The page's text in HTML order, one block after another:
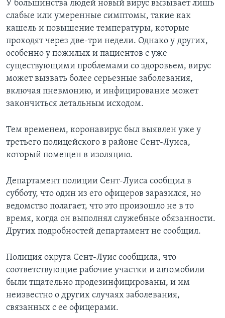
У большинства людей новый вирус вызывает лишь
слабые или умеренные симптомы, такие как
кашель и повышение температуры, которые
проходят через две-три недели. Однако у других,
особенно у пожилых и пациентов с уже
существующими проблемами со здоровьем, вирус
может вызвать более серьезные заболевания,
включая пневмонию, и инфицирование может
закончиться летальным исходом.
Тем временем, коронавирус был выявлен уже у
третьего полицейского в районе Сент-Луиса,
который помещен в изоляцию.
Департамент полиции Сент-Луиса сообщил в
субботу, что один из его офицеров заразился, но
ведомство полагает, что это произошло не в то
время, когда он выполнял служебные обязанности.
Других подробностей департамент не сообщил.
Полиция округа Сент-Луис сообщила, что
соответствующие рабочие участки и автомобили
были тщательно продезинфицированы, и им
неизвестно о других случаях заболевания,
связанных с ее офицерами.